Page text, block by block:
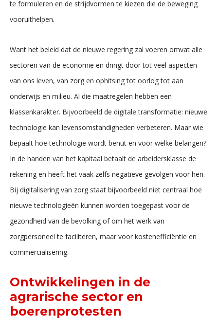
te formuleren en de strijdvormen te kiezen die de beweging
vooruithelpen.
Want het beleid dat de nieuwe regering zal voeren omvat alle
sectoren van de economie en dringt door tot veel aspecten
van ons leven, van zorg en ophitsing tot oorlog tot aan
onderwijs en milieu. Al die maatregelen hebben een
klassenkarakter. Bijvoorbeeld de digitale transformatie: nieuwe
technologie kan levensomstandigheden verbeteren. Maar wie
bepaalt hoe technologie wordt benut en voor welke belangen?
In de handen van het kapitaal betaalt de arbeidersklasse de
rekening en heeft het vaak zelfs negatieve gevolgen voor hen.
Bij digitalisering van zorg staat bijvoorbeeld niet centraal hoe
nieuwe technologieën kunnen worden toegepast voor de
gezondheid van de bevolking of om het werk van
zorgpersoneel te faciliteren, maar voor kostenefficiëntie en
commercialisering.
Ontwikkelingen in de
agrarische sector en
boerenprotesten